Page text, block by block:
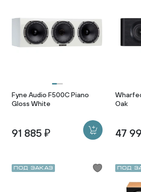
Fyne Audio F500C Piano
Gloss White
91 885 ₽
Oak
47
Под заказ Под